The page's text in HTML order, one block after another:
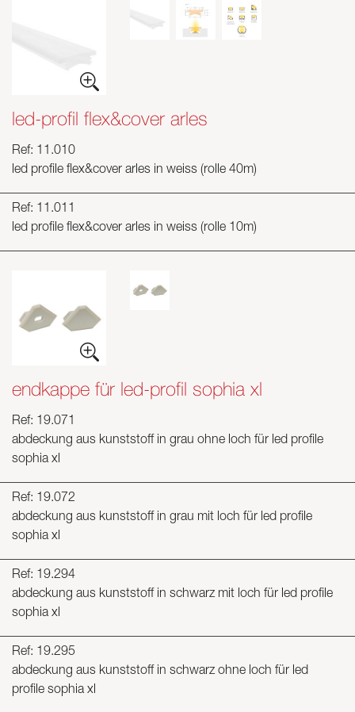
led-profil flex&cover arles
Ref: 11.010
led profile flex&cover arles in weiss (rolle 40m)
Ref: 11.011
led profile flex&cover arles in weiss (rolle 10m)
endkappe für led-profil sophia xl
Ref: 19.071
abdeckung aus kunststoff in grau ohne loch für led profile
sophia xl
Ref: 19.072
abdeckung aus kunststoff in grau mit loch für led profile
sophia xl
Ref: 19.294
abdeckung aus kunststoff in schwarz mit loch für led profile
sophia xl
Ref: 19.295
abdeckung aus kunststoff in schwarz ohne loch für led
profile sophia xl